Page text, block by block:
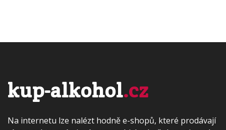
kup-alkohol.cz
Na internetu lze nalézt hodně e-shopů, které prodávají